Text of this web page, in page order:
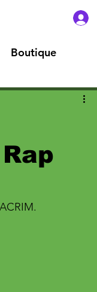
Boutique